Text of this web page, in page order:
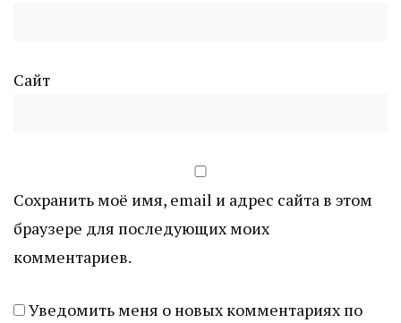
Сайт
Сохранить моё имя, email и адрес сайта в этом
браузере для последующих моих
комментариев.
Уведомить меня о новых комментариях по